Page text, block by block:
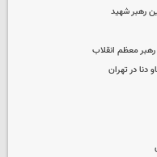
رهبر شهید
معظم انقلاب
دنا در تهران